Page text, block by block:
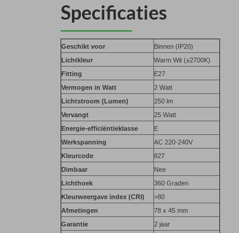
Specificaties
Geschikt voor
Binnen (IP20)
Lichtkleur
Warm Wit (±2700K)
Fitting
E27
Vermogen in Watt
2 Watt
Lichtstroom (Lumen)
250 lm
Vervangt
25 Watt
Energie-efficiëntieklasse
E
Werkspanning
AC 220-240V
Kleurcode
827
Dimbaar
Nee
Lichthoek
360 Graden
Kleurweergave index (CRI)
>80
Afmetingen
78 x 45 mm
Garantie
2 jaar